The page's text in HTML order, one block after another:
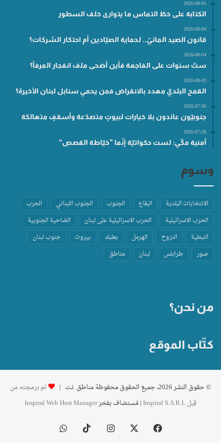
2026-08-05
الكتابة على خطّ التماس ما يتوارى خلف السطور
2026-08-04
قانون الصيد المائيّ.. لحماية الصيّادين أم احتكار الشركات؟
2026-08-04
ستّ سنوات على الفاجعة فأين أضحى ملف انفجار المرفأ؟
2026-08-03
القمح البلديّ مهدد بالانقراض فمن يحمي سنابل لبنان الأخيرة؟
2026-07-30
جنوبيّون عائدون بلا خيارات لبيوتٍ متصدّعة وأسقفٍ متهالكة
2026-07-28
أمنية مكّي: لست حكواتيّة إنّما ”خيّاطة القصص“
وسوم
الانتخابات البلدية البقاع الجنوب الجنوب اللبناني
الحرب
الحرب الاسرائيلية
الحرب الاسرائيلية على لبنان
الضاحية الجنوبية
النبطية
النزوح الهرمل بعلبك بيروت
جنوب لبنان
صور
طرابلس لبنان مناطق
من نحن؟
كتّاب الموقع
© حقوق النشر 2026، جميع الحقوق محفوظة مناطق .نت |
تم برمجته من
قِبل Inspiral S.A.R.L
| مُستضاف بفخرInspiral Web Host Manager
فيسبوك انستقرام ‫TikTokواتساب